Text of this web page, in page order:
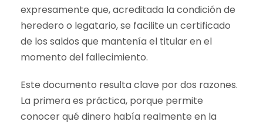
expresamente que, acreditada la condición de
heredero o legatario, se facilite un certificado
de los saldos que mantenía el titular en el
momento del fallecimiento.
Este documento resulta clave por dos razones.
La primera es práctica, porque permite
conocer qué dinero había realmente en la